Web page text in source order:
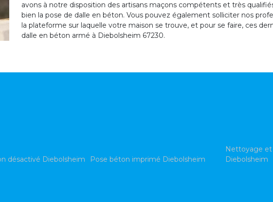
avons à notre disposition des artisans maçons compétents et très
bien la pose de dalle en béton. Vous pouvez également solliciter nos
la plateforme sur laquelle votre maison se trouve, et pour se faire, ces
dalle en béton armé à Diebolsheim 67230.
désactivé Diebolsheim Pose béton imprimé Diebolsheim
Nettoyage et
Diebolsheim